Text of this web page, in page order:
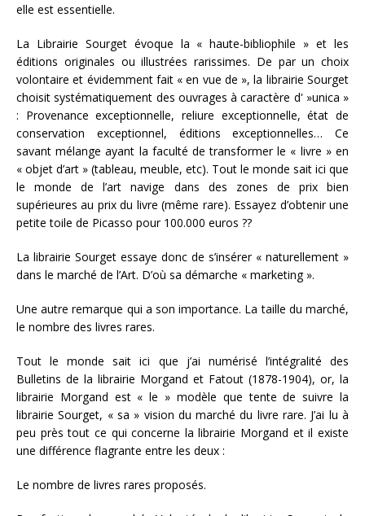
elle est essentielle.
La Librairie Sourget évoque la « haute-bibliophile » et les
éditions originales ou illustrées rarissimes. De par un choix
volontaire et évidemment fait « en vue de », la librairie Sourget
choisit systématiquement des ouvrages à caractère d' »unica »
: Provenance exceptionnelle, reliure exceptionnelle, état de
conservation exceptionnel, éditions exceptionnelles… Ce
savant mélange ayant la faculté de transformer le « livre » en
« objet d’art » (tableau, meuble, etc). Tout le monde sait ici que
le monde de l’art navige dans des zones de prix bien
supérieures au prix du livre (même rare). Essayez d’obtenir une
petite toile de Picasso pour 100.000 euros ??
La librairie Sourget essaye donc de s’insérer « naturellement »
dans le marché de l’Art. D’où sa démarche « marketing ».
Une autre remarque qui a son importance. La taille du marché,
le nombre des livres rares.
Tout le monde sait ici que j’ai numérisé l’intégralité des
Bulletins de la librairie Morgand et Fatout (1878-1904), or, la
librairie Morgand est « le » modèle que tente de suivre la
librairie Sourget, « sa » vision du marché du livre rare. J’ai lu à
peu près tout ce qui concerne la librairie Morgand et il existe
une différence flagrante entre les deux :
Le nombre de livres rares proposés.